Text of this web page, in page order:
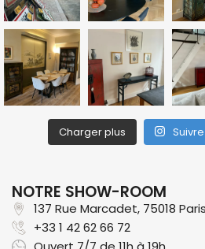
Charger plus
NOTRE SHOW-ROOM
137 Rue Marcadet, 75018
+33 1 42 62 66 72